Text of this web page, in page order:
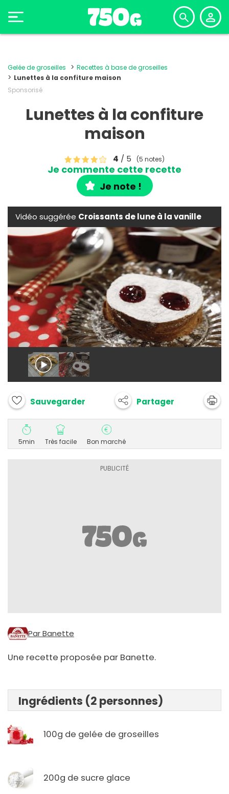
Gelée de groseilles
Recettes à base de groseilles
Lunettes à la confiture maison
Sponsorisé
Lunettes à la confiture
maison
4 / 5 (5 notes)
Je commente cette recette
Je note !
Vidéo suggérée Croissants de lune à la vanille
Sauvegarder Partager
5min Très facile Bon marché
Par Banette
Une recette proposée par Banette.
Ingrédients (2 personnes)
100g de gelée de groseilles
200g de sucre glace